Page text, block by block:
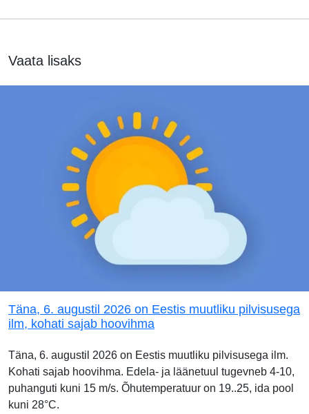
Vaata lisaks
Täna, 6. augustil 2026 on Eestis muutliku pilvisusega
ilm, kohati sajab hoovihma
Täna, 6. augustil 2026 on Eestis muutliku pilvisusega ilm.
Kohati sajab hoovihma. Edela- ja läänetuul tugevneb 4-10,
puhanguti kuni 15 m/s. Õhutemperatuur on 19..25, ida pool
kuni 28°C.